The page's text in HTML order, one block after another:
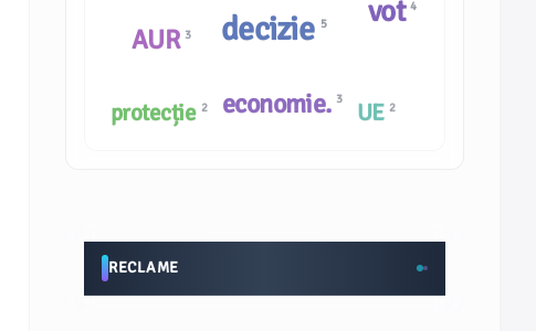
AUR 3
vot4
economie. 3
protecție 2 UE 2
decizie 5
RECLAME